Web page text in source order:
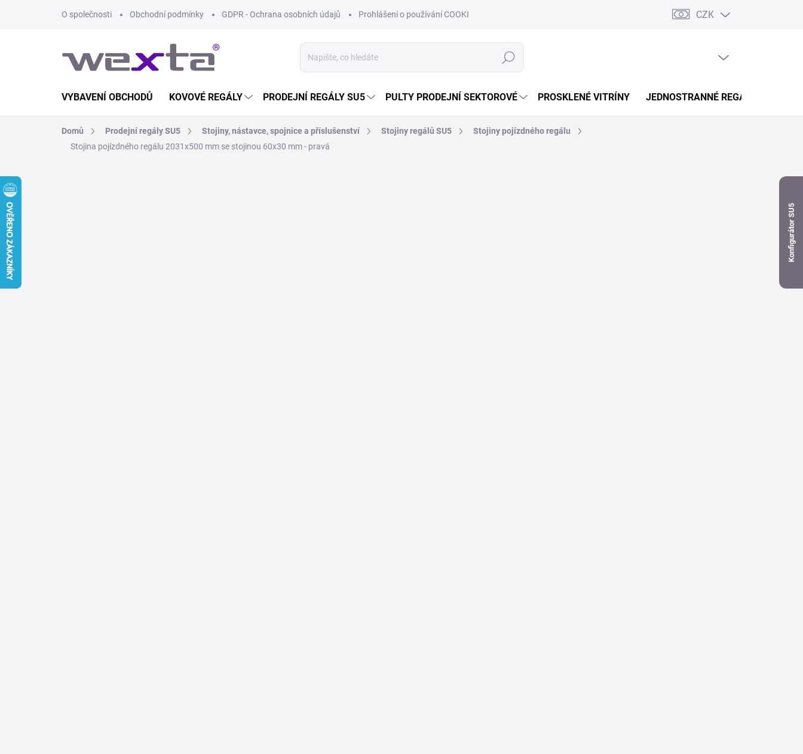
O společnosti Obchodní podmínky GDPR - Ochrana osobních údajů Prohlášení o používání COOKIES CZK
Hledat
VYBAVENÍ OBCHODŮ KOVOVÉ REGÁLY PRODEJNÍ REGÁLY SU5 PULTY PRODEJNÍ SEKTOROVÉ PROSKLENÉ VITRÍNY JEDNOSTRANNÉ REGÁLY
Domů Prodejní regály SU5 Stojiny, nástavce, spojnice a příslušenství Stojiny regálů SU5
Stojiny pojízdného regálu
Stojina pojízdného regálu 2031x500 mm se stojinou 60x30 mm - pravá
Konfigurátor SU5